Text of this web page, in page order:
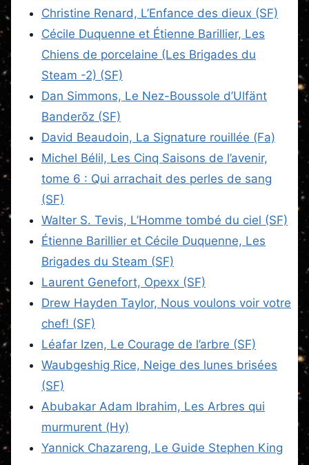
Christine Renard, L’Enfance des dieux (SF)
Cécile Duquenne et Étienne Barillier, Les
Chiens de porcelaine (Les Brigades du
Steam -2) (SF)
Dan Simmons, Le Nez-Boussole d’Ulfänt
Banderõz (SF)
David Beaudoin, La Signature rouillée (Fa)
Michel Bélil, Les Cinq Saisons de l’avenir,
tome 6 : Qui arrachait des perles de sang
(SF)
Walter S. Tevis, L’Homme tombé du ciel (SF)
Étienne Barillier et Cécile Duquenne, Les
Brigades du Steam (SF)
Laurent Genefort, Opexx (SF)
Drew Hayden Taylor, Nous voulons voir votre
chef! (SF)
Léafar Izen, Le Courage de l’arbre (SF)
Waubgeshig Rice, Neige des lunes brisées
(SF)
Abubakar Adam Ibrahim, Les Arbres qui
murmurent (Hy)
Yannick Chazareng, Le Guide Stephen King